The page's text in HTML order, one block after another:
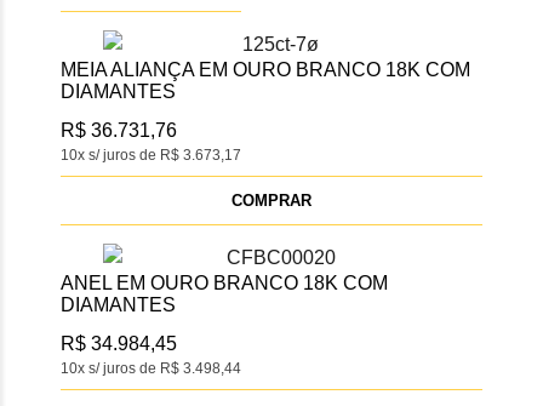
MEIA ALIANÇA EM OURO BRANCO 18K COM
DIAMANTES
10x s/ juros de R$ 3.673,17
R$ 36.731,76
COMPRAR
ANEL EM OURO BRANCO 18K COM
DIAMANTES
10x s/ juros de R$ 3.498,44
R$ 34.984,45